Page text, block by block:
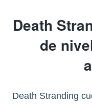
Death
de
Death Stranding